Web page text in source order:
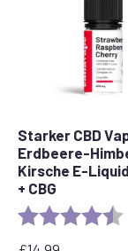
Starker CBD
Erdbeere-
Kirsche E-
+ CBG
Bewertung: